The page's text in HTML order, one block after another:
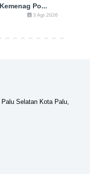
Po...
3 Agt 2026
Selatan Kota Palu,